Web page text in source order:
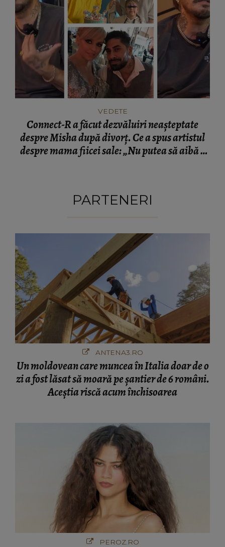
VEDETE
Connect-R a făcut dezvăluiri neașteptate
despre Misha după divorț. Ce a spus artistul
despre mama fiicei sale: „Nu putea să aibă o
PARTENERI
ANTENA3.RO
Un moldovean care muncea în Italia doar de o
zi a fost lăsat să moară pe şantier de 6 români.
Aceștia riscă acum închisoarea
PEROZ.RO